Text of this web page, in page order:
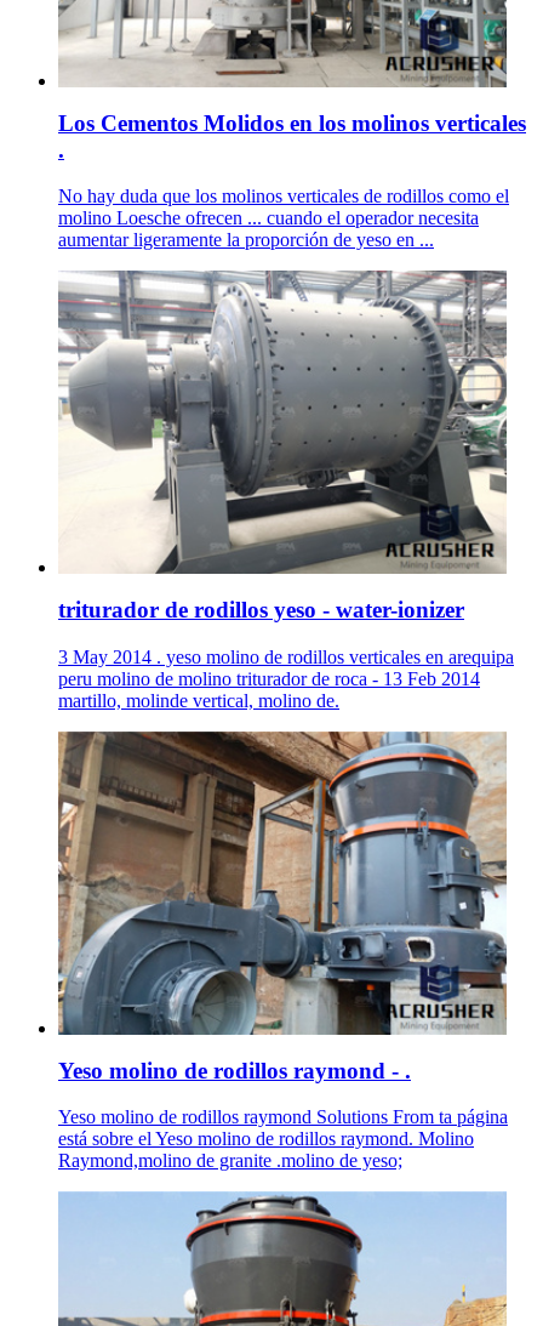
Los Cementos Molidos en los molinos verticales
.
No hay duda que los molinos verticales de rodillos como el
molino Loesche ofrecen ... cuando el operador necesita
aumentar ligeramente la proporción de yeso en ...
triturador de rodillos yeso - water-ionizer
3 May 2014 . yeso molino de rodillos verticales en arequipa
peru molino de molino triturador de roca - 13 Feb 2014
martillo, molinde vertical, molino de.
Yeso molino de rodillos raymond - .
Yeso molino de rodillos raymond Solutions From ta página
está sobre el Yeso molino de rodillos raymond. Molino
Raymond,molino de granite .molino de yeso;